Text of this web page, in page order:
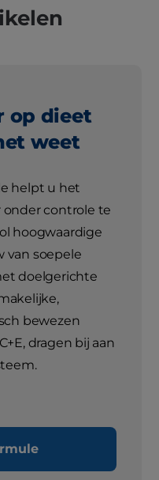
op dieet
weet
helpt u het
controle te
hoogwaardige
van soepele
doelgerichte
bewezen
dragen bij aan